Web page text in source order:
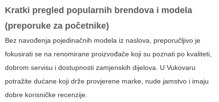
Kratki pregled popularnih brendova i modela
(preporuke za početnike)
Bez navođenja pojedinačnih modela iz naslova, preporučljivo je
fokusirati se na renomirane proizvođače koji su poznati po kvaliteti,
dobrom servisu i dostupnosti zamjenskih dijelova. U Vukovaru
potražite dućane koji drže provjerene marke, nude jamstvo i imaju
dobre korisničke recenzije.